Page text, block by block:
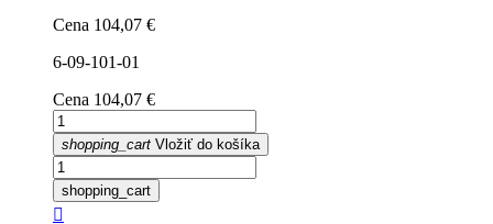
Cena 104,07 €
6-09-101-01
Cena 104,07 €
shopping_cart Vložiť do košíka
shopping_cart
